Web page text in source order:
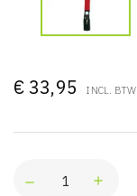
€ 33,95 INCL. BTW